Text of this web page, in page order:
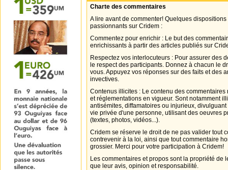
Charte des commentaires
A lire avant de commenter! Quelques
passionnants sur Cridem :
Commentez pour enrichir : Le but des
enrichissants à partir des articles publiés sur
Respectez vos interlocuteurs : Pour assurer des
le respect des participants. Donnez à chacun le
vous. Appuyez vos réponses sur des faits et des
invectives.
Contenus illicites : Le contenu des
et réglementations en vigueur. Sont notamment
antisémites, diffamatoires ou injurieux,
vie privée d'une personne, utilisant des oeuvres
(textes, photos, vidéos...).
Cridem se réserve le droit de ne pas valider tout
contrevenir à la loi, ainsi que tout commentaire
grossier. Merci pour votre participation à Cridem!
Les commentaires et propos sont la propriété de
que leur avis, opinion et responsabilité.